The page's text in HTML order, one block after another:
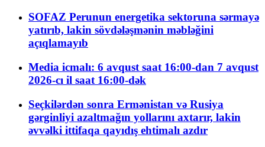
SOFAZ Perunun energetika sektoruna sərmayə
yatırıb, lakin sövdələşmənin məbləğini
açıqlamayıb
Media icmalı: 6 avqust saat 16:00-dan 7 avqust
2026-cı il saat 16:00-dək
Seçkilərdən sonra Ermənistan və Rusiya
gərginliyi azaltmağın yollarını axtarır, lakin
əvvəlki ittifaqa qayıdış ehtimalı azdır